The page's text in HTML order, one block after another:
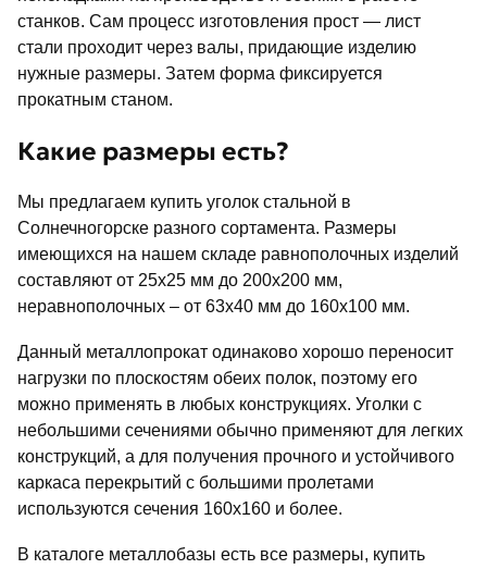
станков. Сам процесс изготовления прост — лист
стали проходит через валы, придающие изделию
нужные размеры. Затем форма фиксируется
прокатным станом.
Какие размеры есть?
Мы предлагаем купить уголок стальной в
Солнечногорске разного сортамента. Размеры
имеющихся на нашем складе равнополочных изделий
составляют от 25х25 мм до 200х200 мм,
неравнополочных – от 63х40 мм до 160х100 мм.
Данный металлопрокат одинаково хорошо переносит
нагрузки по плоскостям обеих полок, поэтому его
можно применять в любых конструкциях. Уголки с
небольшими сечениями обычно применяют для легких
конструкций, а для получения прочного и устойчивого
каркаса перекрытий с большими пролетами
используются сечения 160х160 и более.
В каталоге металлобазы есть все размеры, купить